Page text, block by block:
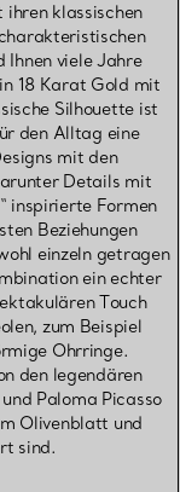
klassischen
Ihnen viele Jahre
18 Karat Gold mit
Silhouette ist
den Alltag eine
mit den
Details mit
inspirierte Formen
Beziehungen
einzeln getragen
ein echter
Touch
zum Beispiel
Ohrringe.
den legendären
Paloma Picasso
Olivenblatt und
sind.